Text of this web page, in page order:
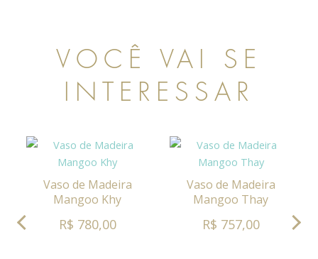
VOCÊ VAI SE
INTERESSAR
Vaso de Madeira
Mangoo Khy
R$ 780,00
Vaso de Madeira
Mangoo Thay
R$ 757,00